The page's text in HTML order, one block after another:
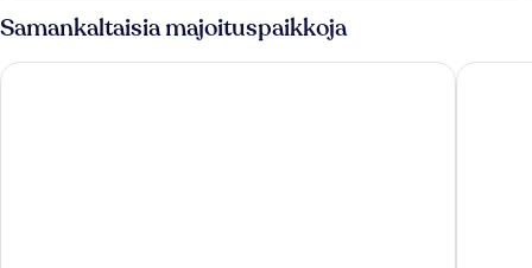
suuri
parisänky,
kulmassa
Samankaltaisia majoituspaikkoja
Crowne Plaza London - Kings Cross by IHG